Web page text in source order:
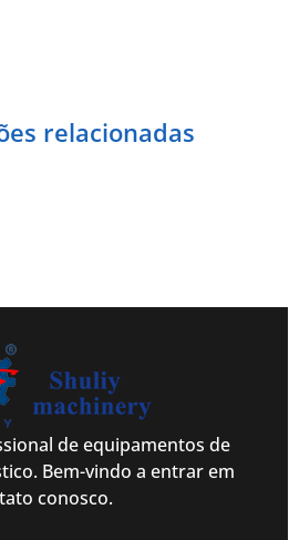
relacionadas
de equipamentos de
Bem-vindo a entrar em
conosco.